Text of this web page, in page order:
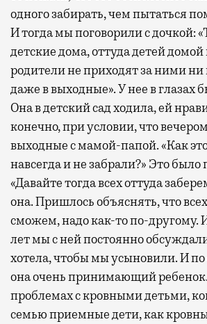
одного забирать, чем пытаться
И тогда мы поговорили с дочкой:
детские дома, оттуда детей
родители не приходят за ними ни
даже в выходные». У нее в глазах
Она в детский сад ходила, ей
конечно, при условии, что
выходные с мамой-папой. «Как
навсегда и не забрали?» Это
«Давайте тогда всех оттуда
она. Пришлось объяснять, что
сможем, надо как-то по-другому.
лет мы с ней постоянно
хотела, чтобы мы усыновили. И по
она очень принимающий
проблемах с кровными детьми,
семью приемные дети, как